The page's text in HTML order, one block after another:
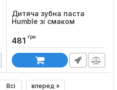
Дитяча зубна паста
Humble зі смаком
50мл
Код товару: 869
481 грн
Всі вперед »